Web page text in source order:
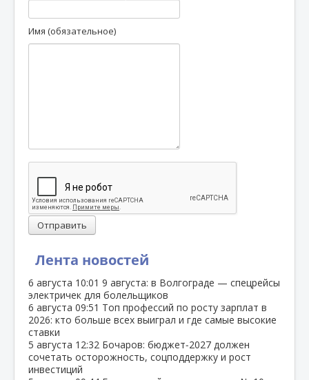
Лента новостей
6 августа 10:01 9 августа: в Волгограде — спецрейсы
электричек для болельщиков
6 августа 09:51 Топ профессий по росту зарплат в
2026: кто больше всех выиграл и где самые высокие
ставки
5 августа 12:32 Бочаров: бюджет‑2027 должен
сочетать осторожность, соцподдержку и рост
инвестиций
Имя (обязательное)
Отправить